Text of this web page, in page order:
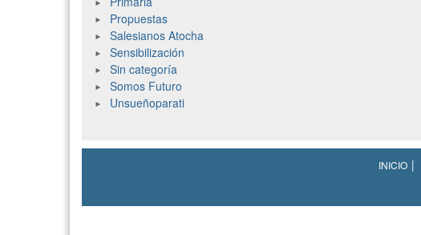
Propuestas
Salesianos Atocha
Sensibilización
Sin categoría
Somos Futuro
Unsueñoparati
INICIO